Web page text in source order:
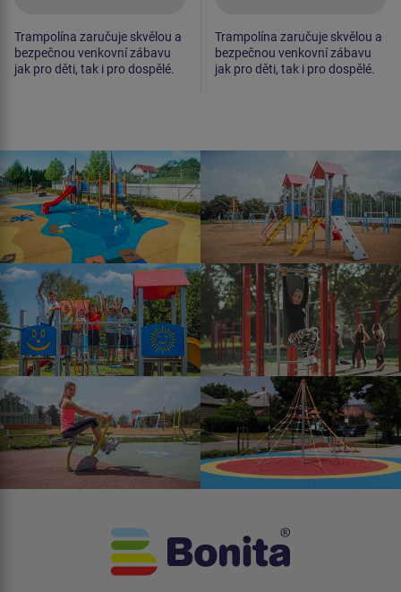
Trampolína zaručuje skvělou a
bezpečnou venkovní zábavu
jak pro děti, tak i pro dospělé.
Trampolína zaručuje skvělou a
bezpečnou venkovní zábavu
jak pro děti, tak i pro dospělé.